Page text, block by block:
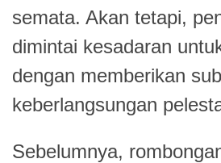
semata. Akan tetapi,
dimintai kesadaran
dengan memberikan
keberlangsungan
Sebelumnya,